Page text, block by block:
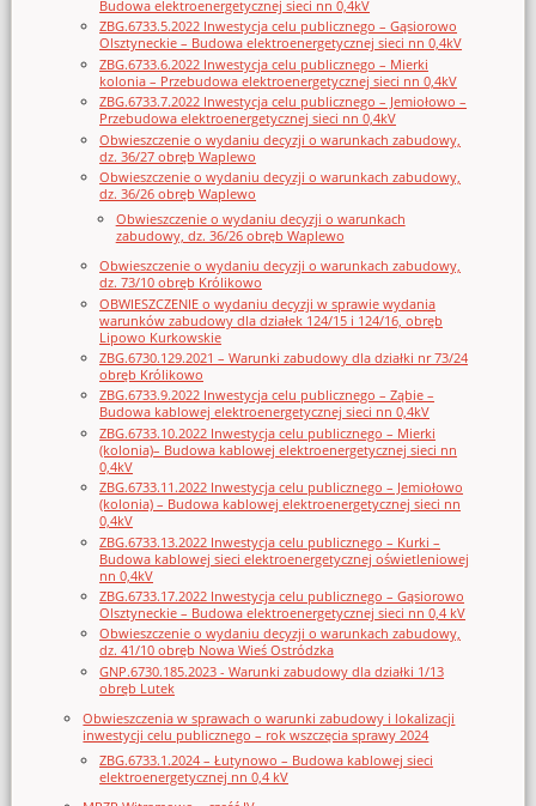
Budowa elektroenergetycznej sieci nn 0,4kV
ZBG.6733.5.2022 Inwestycja celu publicznego – Gąsiorowo
Olsztyneckie – Budowa elektroenergetycznej sieci nn 0,4kV
ZBG.6733.6.2022 Inwestycja celu publicznego – Mierki
kolonia – Przebudowa elektroenergetycznej sieci nn 0,4kV
ZBG.6733.7.2022 Inwestycja celu publicznego – Jemiołowo –
Przebudowa elektroenergetycznej sieci nn 0,4kV
Obwieszczenie o wydaniu decyzji o warunkach zabudowy,
dz. 36/27 obręb Waplewo
Obwieszczenie o wydaniu decyzji o warunkach zabudowy,
dz. 36/26 obręb Waplewo
Obwieszczenie o wydaniu decyzji o warunkach
zabudowy, dz. 36/26 obręb Waplewo
Obwieszczenie o wydaniu decyzji o warunkach zabudowy,
dz. 73/10 obręb Królikowo
OBWIESZCZENIE o wydaniu decyzji w sprawie wydania
warunków zabudowy dla działek 124/15 i 124/16, obręb
Lipowo Kurkowskie
ZBG.6730.129.2021 – Warunki zabudowy dla działki nr 73/24
obręb Królikowo
ZBG.6733.9.2022 Inwestycja celu publicznego – Ząbie –
Budowa kablowej elektroenergetycznej sieci nn 0,4kV
ZBG.6733.10.2022 Inwestycja celu publicznego – Mierki
(kolonia)– Budowa kablowej elektroenergetycznej sieci nn
0,4kV
ZBG.6733.11.2022 Inwestycja celu publicznego – Jemiołowo
(kolonia) – Budowa kablowej elektroenergetycznej sieci nn
0,4kV
ZBG.6733.13.2022 Inwestycja celu publicznego – Kurki –
Budowa kablowej sieci elektroenergetycznej oświetleniowej
nn 0,4kV
ZBG.6733.17.2022 Inwestycja celu publicznego – Gąsiorowo
Olsztyneckie – Budowa elektroenergetycznej sieci nn 0,4 kV
Obwieszczenie o wydaniu decyzji o warunkach zabudowy,
dz. 41/10 obręb Nowa Wieś Ostródzka
GNP.6730.185.2023 - Warunki zabudowy dla działki 1/13
obręb Lutek
Obwieszczenia w sprawach o warunki zabudowy i lokalizacji
inwestycji celu publicznego – rok wszczęcia sprawy 2024
ZBG.6733.1.2024 – Łutynowo – Budowa kablowej sieci
elektroenergetycznej nn 0,4 kV